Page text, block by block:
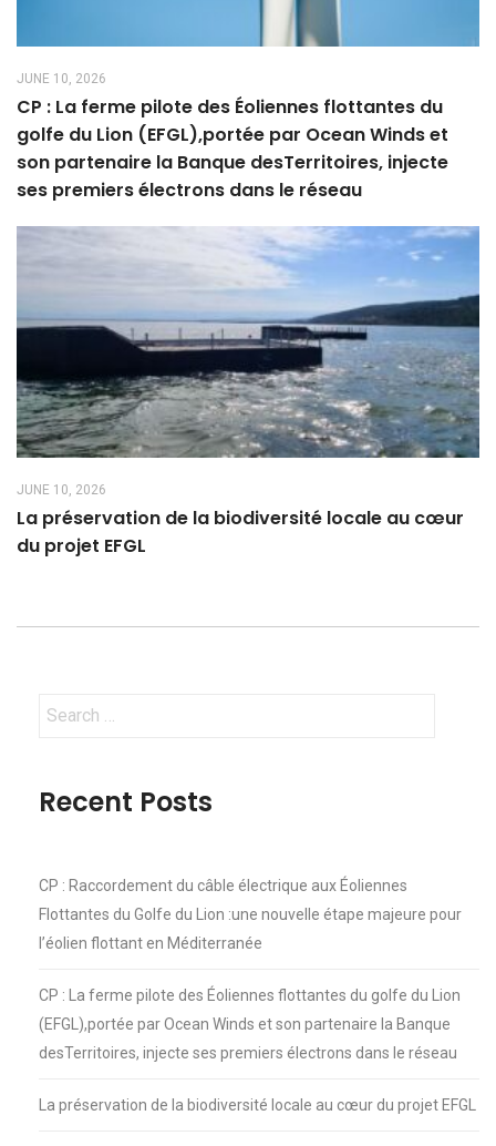
JUNE 10, 2026
CP : La ferme pilote des Éoliennes flottantes du
golfe du Lion (EFGL),portée par Ocean Winds et
son partenaire la Banque desTerritoires, injecte
ses premiers électrons dans le réseau
JUNE 10, 2026
La préservation de la biodiversité locale au cœur
du projet EFGL
Search
Recent Posts
CP : Raccordement du câble électrique aux Éoliennes
Flottantes du Golfe du Lion :une nouvelle étape majeure pour
l’éolien flottant en Méditerranée
CP : La ferme pilote des Éoliennes flottantes du golfe du Lion
(EFGL),portée par Ocean Winds et son partenaire la Banque
desTerritoires, injecte ses premiers électrons dans le réseau
La préservation de la biodiversité locale au cœur du projet EFGL